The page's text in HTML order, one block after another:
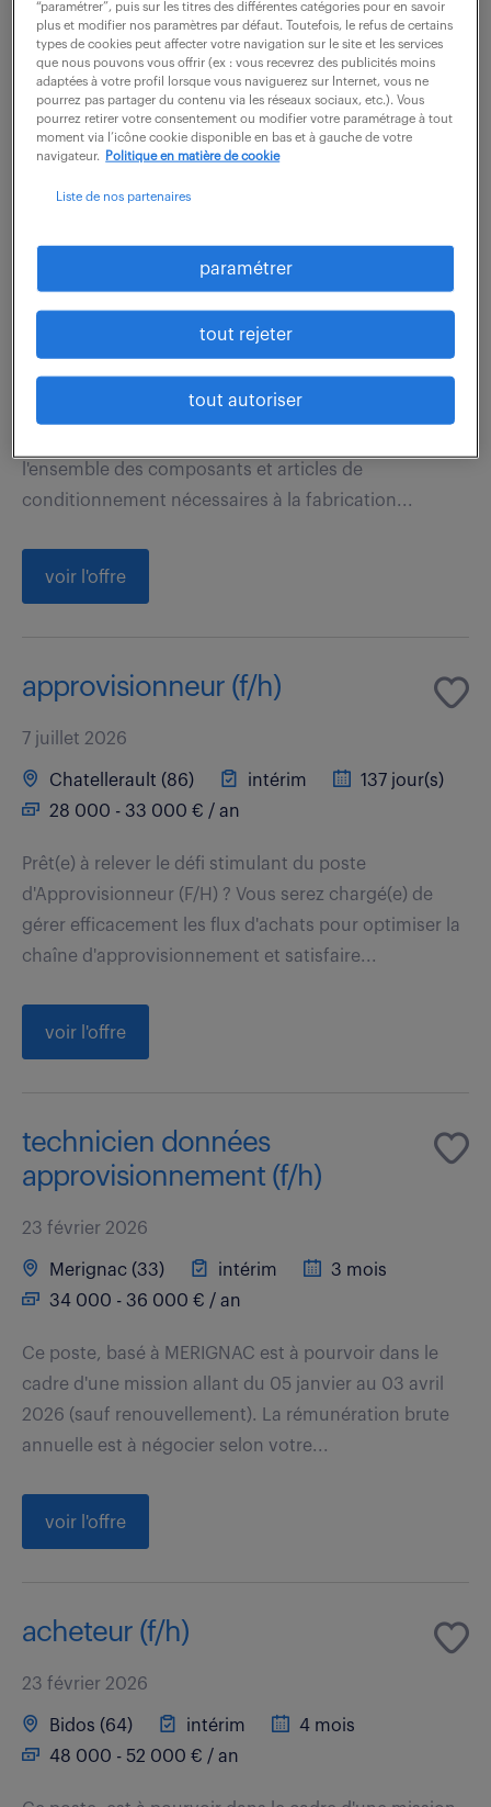
livraison et compétitivité,...
voir l'offre
approvisionneur supply chain
intérim
35 000 - 40 000 € / an
Votre rôle consiste à garantir en termes de délais,
l'ensemble des composants et articles de
conditionnement nécessaires à la fabrication...
voir l'offre
approvisionneur (f/h)
7 juillet 2026
Chatellerault (86) intérim
137 jour(s)
28 000 - 33 000 € / an
Prêt(e) à relever le défi stimulant du poste
d'Approvisionneur (F/H) ? Vous serez chargé(e) de
gérer efficacement les flux d'achats pour optimiser la
chaîne d'approvisionnement et satisfaire...
voir l'offre
technicien données
approvisionnement (f/h)
23 février 2026
Merignac (33) intérim
3 mois
34 000 - 36 000 € / an
Ce poste, basé à MERIGNAC est à pourvoir dans le
cadre d'une mission allant du 05 janvier au 03 avril
2026 (sauf renouvellement). La rémunération brute
annuelle est à négocier selon votre...
voir l'offre
acheteur (f/h)
23 février 2026
Bidos (64) intérim
4 mois
48 000 - 52 000 € / an
“paramétrer”, puis sur les titres des différentes catégories pour en savoir
plus et modifier nos paramètres par défaut. Toutefois, le refus de certains
types de cookies peut affecter votre navigation sur le site et les services
que nous pouvons vous offrir (ex : vous recevrez des publicités moins
adaptées à votre profil lorsque vous naviguerez sur Internet, vous ne
pourrez pas partager du contenu via les réseaux sociaux, etc.). Vous
pourrez retirer votre consentement ou modifier votre paramétrage à tout
moment via l’icône cookie disponible en bas et à gauche de votre
navigateur.
Politique en matière de cookie
Liste de nos partenaires
paramétrer
tout rejeter
tout autoriser